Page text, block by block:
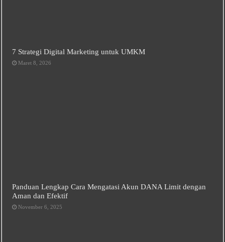
7 Strategi Digital Marketing untuk UMKM
Maret 8, 2026
Panduan Lengkap Cara Mengatasi Akun DANA Limit dengan
Aman dan Efektif
November 6, 2025